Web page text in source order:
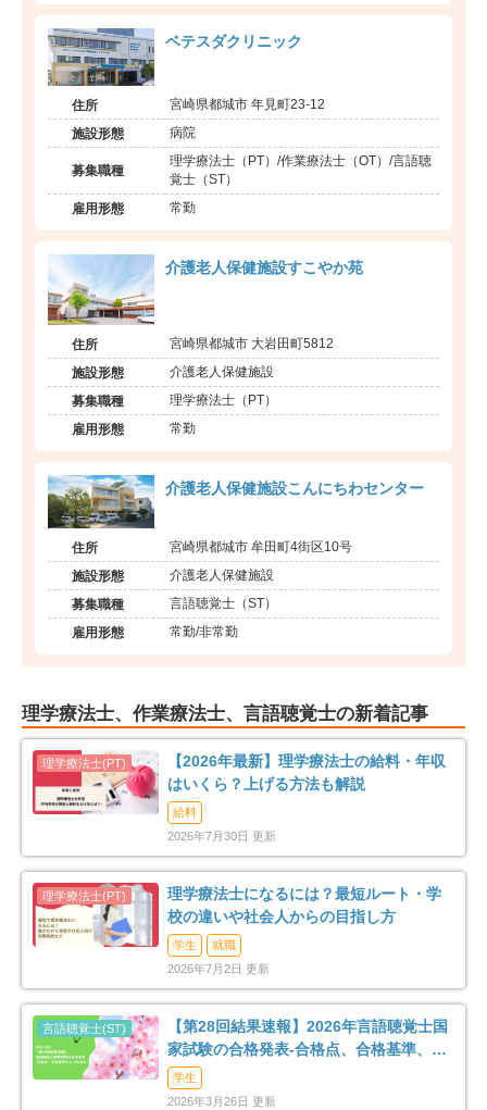
ベテスダクリニック
住所 宮崎県都城市 年見町23-12
施設形態 病院
募集職種
理学療法士（PT）/作業療法士（OT）/言語聴
覚士（ST）
雇用形態 常勤
介護老人保健施設すこやか苑
住所 宮崎県都城市 大岩田町5812
施設形態 介護老人保健施設
募集職種 理学療法士（PT）
雇用形態 常勤
介護老人保健施設こんにちわセンター
住所 宮崎県都城市 牟田町4街区10号
施設形態 介護老人保健施設
募集職種 言語聴覚士（ST）
雇用形態 常勤/非常勤
理学療法士、作業療法士、言語聴覚士の新着記事
【2026年最新】理学療法士の給料・年収
はいくら？上げる方法も解説
給料
2026年7月30日 更新
理学療法士になるには？最短ルート・学
校の違いや社会人からの目指し方
学生
就職
2026年7月2日 更新
【第28回結果速報】2026年言語聴覚士国
家試験の合格発表-合格点、合格基準、合
格率など-
学生
2026年3月26日 更新